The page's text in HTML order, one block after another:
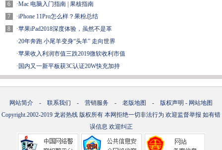
6
7
8
·Mac 电脑入门指南 | 果核指南
·iPhone 11Pro怎么样？果粉总结
·苹果iPad2018深度体验，虽然不是革
·20年奔跑 小尾羊变身“头羊” 走向世界
·苹果收入利润市值三跌2019微软收利市值
· 国内又一新平板获3C认证20W快充加持
网站简介 - 联系我们 - 营销服务 - 老版地图 - 版权声明 - 网站地图
Copyright.2002-2019 龙岩热线 版权所有 本网拒绝一切非法行为 欢迎监督举报 如有错
误信息 欢迎纠正